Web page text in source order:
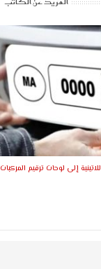
إلى لوحات ترقيم المركبات